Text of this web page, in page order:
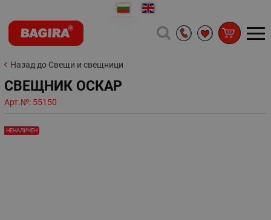
Назад до Свещи и свещници
СВЕЩНИК ОСКАР
Арт.№: 55150
НЕНАЛИЧЕН